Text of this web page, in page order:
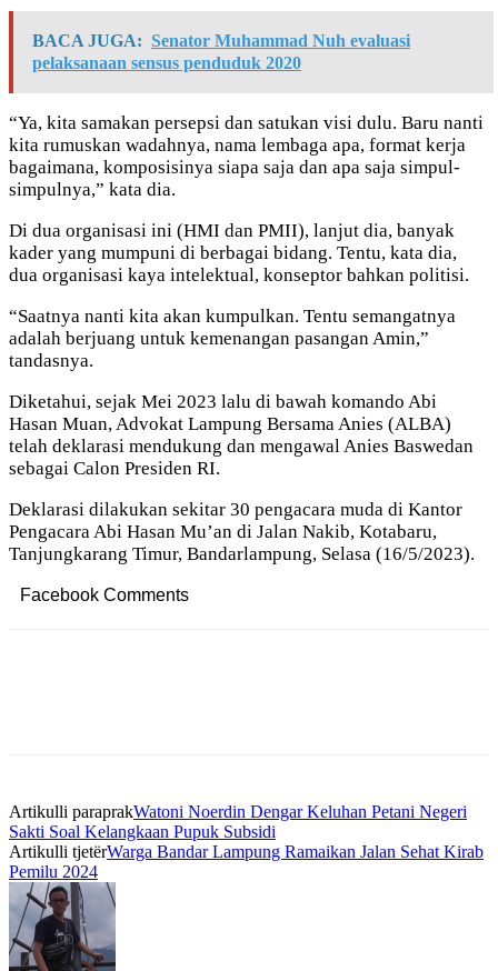
BACA JUGA: Senator Muhammad Nuh evaluasi
pelaksanaan sensus penduduk 2020
“Ya, kita samakan persepsi dan satukan visi dulu. Baru nanti
kita rumuskan wadahnya, nama lembaga apa, format kerja
bagaimana, komposisinya siapa saja dan apa saja simpul-
simpulnya,” kata dia.
Di dua organisasi ini (HMI dan PMII), lanjut dia, banyak
kader yang mumpuni di berbagai bidang. Tentu, kata dia,
dua organisasi kaya intelektual, konseptor bahkan politisi.
“Saatnya nanti kita akan kumpulkan. Tentu semangatnya
adalah berjuang untuk kemenangan pasangan Amin,”
tandasnya.
Diketahui, sejak Mei 2023 lalu di bawah komando Abi
Hasan Muan, Advokat Lampung Bersama Anies (ALBA)
telah deklarasi mendukung dan mengawal Anies Baswedan
sebagai Calon Presiden RI.
Deklarasi dilakukan sekitar 30 pengacara muda di Kantor
Pengacara Abi Hasan Mu’an di Jalan Nakib, Kotabaru,
Tanjungkarang Timur, Bandarlampung, Selasa (16/5/2023).
Facebook Comments
Artikulli paraprakWatoni Noerdin Dengar Keluhan Petani Negeri
Sakti Soal Kelangkaan Pupuk Subsidi
Artikulli tjetërWarga Bandar Lampung Ramaikan Jalan Sehat Kirab
Pemilu 2024